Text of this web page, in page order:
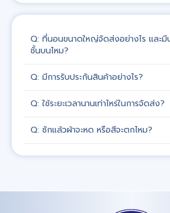
Q: ที่นอนขนาดใหญ่จัดส่งอย่างไร และมี
ชั้นบนไหม?
Q: มีการรับประกันสินค้าอย่างไร?
Q: ใช้ระยะเวลานานเท่าไหร่ในการจัดส่ง?
Q: ซักแล้วผ้าจะหด หรือสีจะตกไหม?